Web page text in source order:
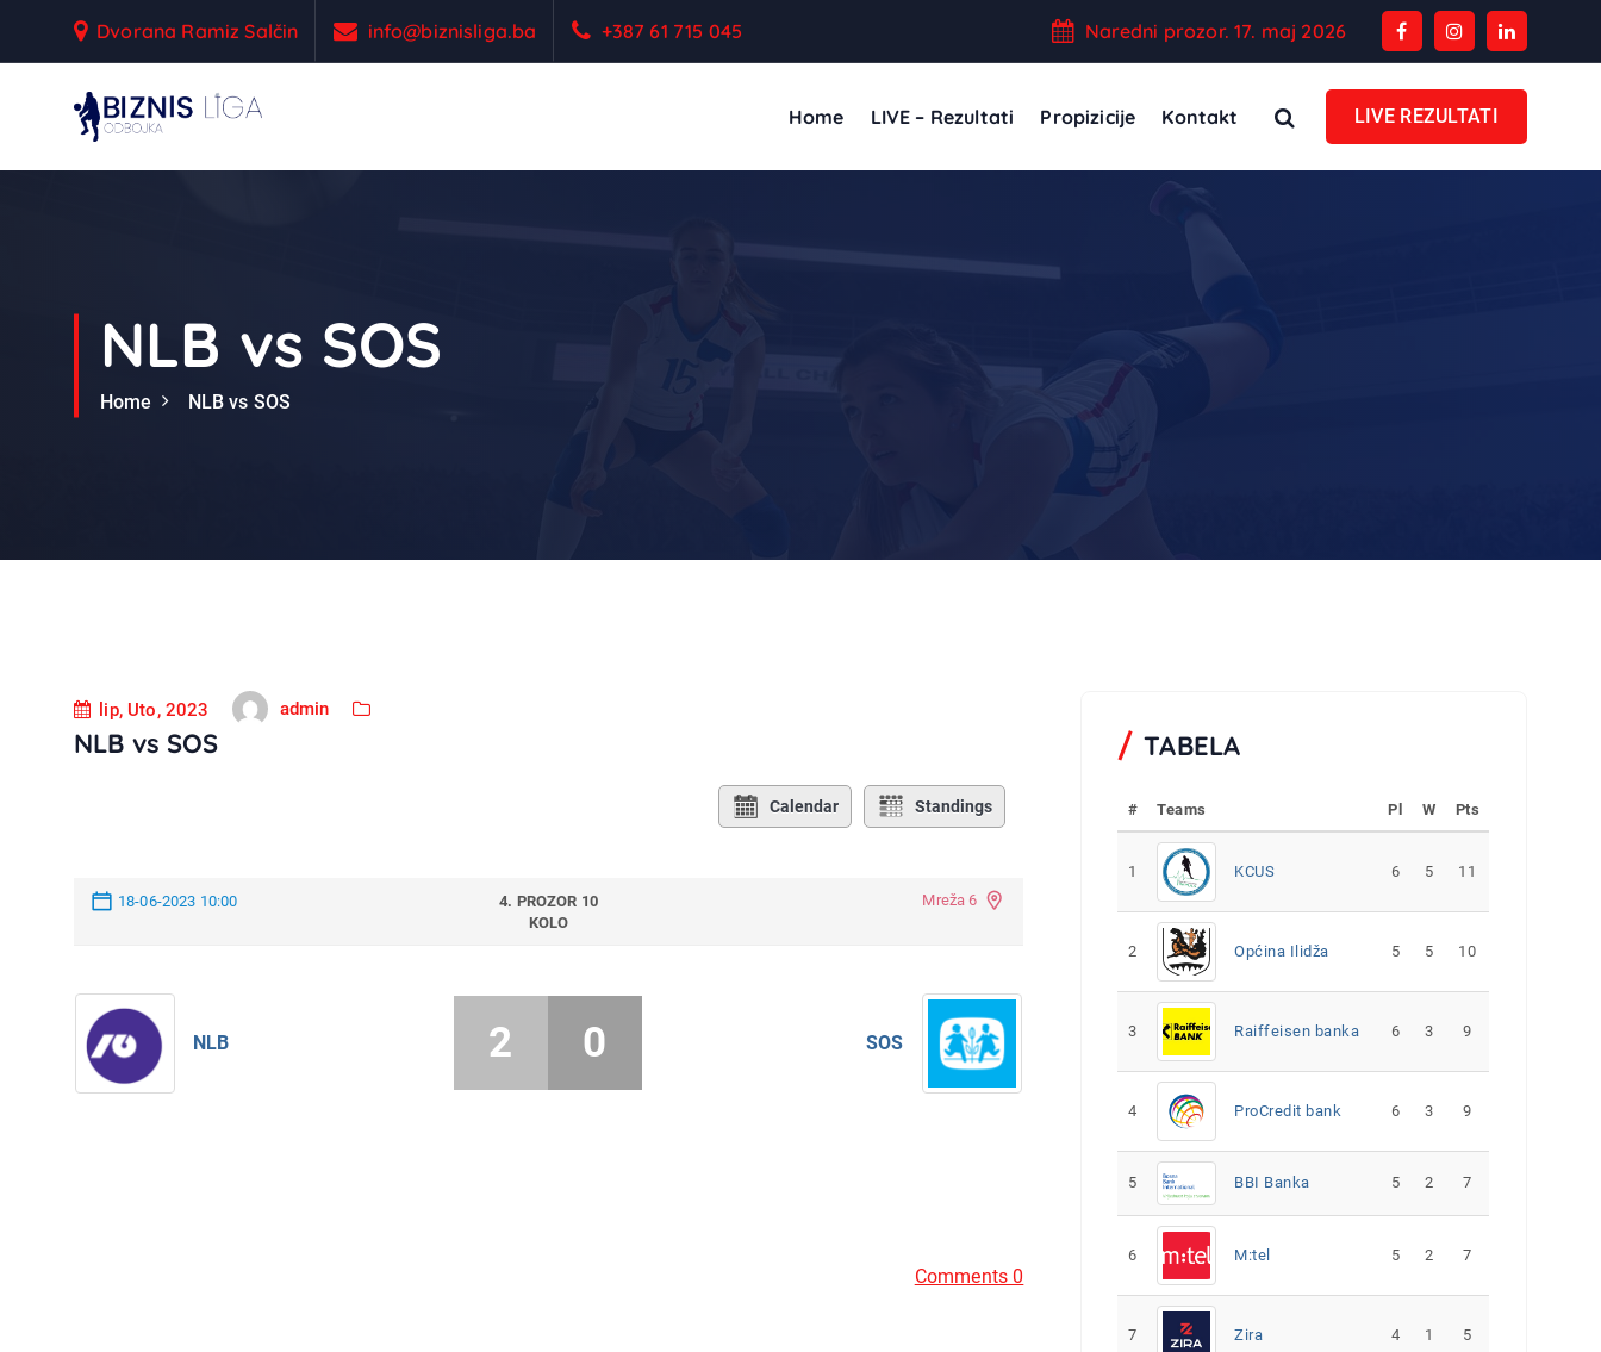
Dvorana Ramiz Salčin info@biznisliga.ba +387 61 715 045 Naredni prozor. 17. maj 2026
Home LIVE – Rezultati Propizicije Kontakt LIVE REZULTATI
NLB vs SOS
Home NLB vs SOS
lip, Uto, 2023 admin
NLB vs SOS
Calendar Standings
18-06-2023 10:00
4. PROZOR 10
KOLO
Mreža 6
NLB SOS
2 0
Comments 0
TABELA
# Teams Pl W Pts
1 KCUS 6 5 11
2 Općina Ilidža 5 5 10
3 Raiffeisen banka 6 3 9
4 ProCredit bank 6 3 9
5 BBI Banka 5 2 7
6 M:tel 5 2 7
7 Zira 4 1 5